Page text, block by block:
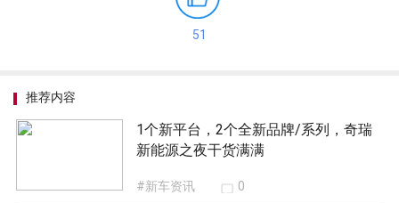
51
推荐内容
1个新平台，2个全新品牌/系列，奇瑞
新能源之夜干货满满
#新车资讯 0